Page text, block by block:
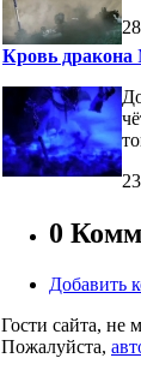
Кровь дракона
0
Добавить
Гости сайта, не
Пожалуйста,